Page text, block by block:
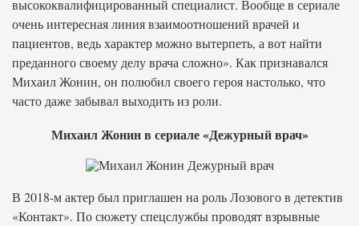
высококвалифицированный специалист. Вообще в сериале
очень интересная линия взаимоотношений врачей и
пациентов, ведь характер можно вытерпеть, а вот найти
преданного своему делу врача сложно». Как признавался
Михаил Жонин, он полюбил своего героя настолько, что
часто даже забывал выходить из роли.
Михаил Жонин в сериале «Дежурный врач»
В 2018-м актер был приглашен на роль Лозового в детектив
«Контакт». По сюжету спецслужбы проводят взрывные